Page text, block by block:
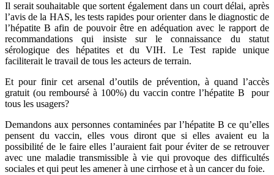
Il serait souhaitable que sortent également dans un court délai, après
l’avis de la HAS, les tests rapides pour orienter dans le diagnostic de
l’hépatite B afin de pouvoir être en adéquation avec le rapport de
recommandations qui insiste sur le connaissance du statut
sérologique des hépatites et du VIH. Le Test rapide unique
faciliterait le travail de tous les acteurs de terrain.
Et pour finir cet arsenal d’outils de prévention, à quand l’accès
gratuit (ou remboursé à 100%) du vaccin contre l’hépatite B pour
tous les usagers?
Demandons aux personnes contaminées par l’hépatite B ce qu’elles
pensent du vaccin, elles vous diront que si elles avaient eu la
possibilité de le faire elles l’auraient fait pour éviter de se retrouver
avec une maladie transmissible à vie qui provoque des difficultés
sociales et qui peut les amener à une cirrhose et à un cancer du foie.